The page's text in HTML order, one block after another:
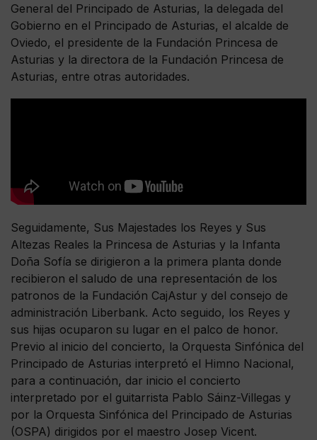
General del Principado de Asturias, la delegada del
Gobierno en el Principado de Asturias, el alcalde de
Oviedo, el presidente de la Fundación Princesa de
Asturias y la directora de la Fundación Princesa de
Asturias, entre otras autoridades.
Seguidamente, Sus Majestades los Reyes y Sus
Altezas Reales la Princesa de Asturias y la Infanta
Doña Sofía se dirigieron a la primera planta donde
recibieron el saludo de una representación de los
patronos de la Fundación CajAstur y del consejo de
administración Liberbank. Acto seguido, los Reyes y
sus hijas ocuparon su lugar en el palco de honor.
Previo al inicio del concierto, la Orquesta Sinfónica del
Principado de Asturias interpretó el Himno Nacional,
para a continuación, dar inicio el concierto
interpretado por el guitarrista Pablo Sáinz-Villegas y
por la Orquesta Sinfónica del Principado de Asturias
(OSPA) dirigidos por el maestro Josep Vicent.